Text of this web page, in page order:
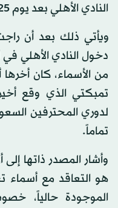
النادي الأهلي بعد يوم 25 من شهر يوليو (تموز) المقبل.
ويأتي ذلك بعد أن
دخول النادي الأهلي
من الأسماء، كان أخرها
تمبكتي الذي وقع
لدوري المحترفين
تماماً.
وأشار المصدر ذاتها
هو التعاقد مع أسماء
الموجودة حالياً،